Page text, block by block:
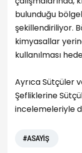
bulunduğu
şekillendiriliyor.
kimyasallar
kullanılması
Ayrıca Sütçüler
Şefliklerine
incelemeleriyle
#ASAYİŞ